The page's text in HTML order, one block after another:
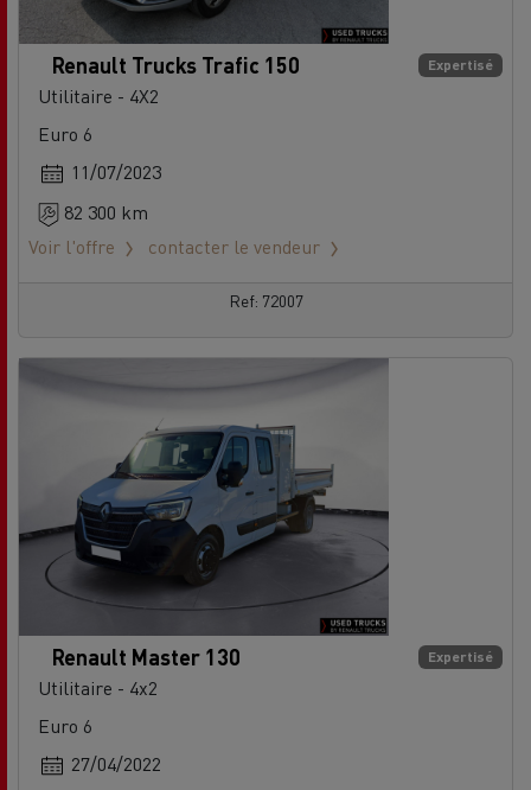
Expertisé
Renault Trucks Trafic 150
Utilitaire - 4X2
Euro 6
11/07/2023
82 300 km
Voir l'offre
contacter le vendeur
Ref: 72007
Expertisé
Renault Master 130
Utilitaire - 4x2
Euro 6
27/04/2022